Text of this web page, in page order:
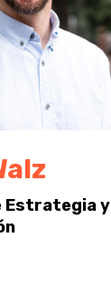
Estrategia y